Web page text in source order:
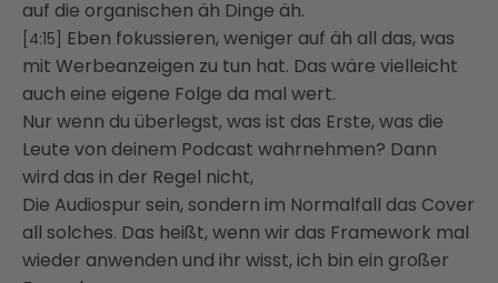
auf die organischen äh Dinge äh.
[4:15]
Eben fokussieren, weniger auf äh all das, was
mit Werbeanzeigen zu tun hat. Das wäre vielleicht
auch eine eigene Folge da mal wert.
Nur wenn du überlegst, was ist das Erste, was die
Leute von deinem Podcast wahrnehmen? Dann
wird das in der Regel nicht,
Die Audiospur sein, sondern im Normalfall das Cover
all solches. Das heißt, wenn wir das Framework mal
wieder anwenden und ihr wisst, ich bin ein großer